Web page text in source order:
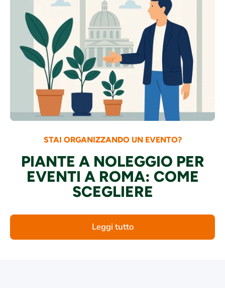
STAI ORGANIZZANDO UN EVENTO?
PIANTE A NOLEGGIO PER
EVENTI A ROMA: COME
SCEGLIERE
Leggi tutto